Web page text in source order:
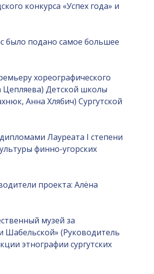
конкурса «Успех года» и
было подано самое большее
хореографического
Цепляева) Детской школы
Анна Хлябич) Сургутской
Лауреата I степени
финно-угорских
проекта: Алёна
музей за
Шабельской» (Руководитель
этнографии сургутских